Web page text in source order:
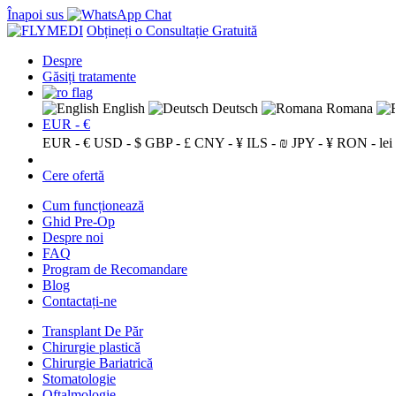
Înapoi sus
Obțineți o Consultație Gratuită
Despre
Găsiți tratamente
English Deutsch Romana
EUR - €
EUR - € USD - $ GBP - £ CNY - ¥ ILS - ₪ JPY - ¥ RON - lei
Cere ofertă
Cum funcționează
Ghid Pre-Op
Despre noi
FAQ
Program de Recomandare
Blog
Contactați-ne
Transplant De Păr
Chirurgie plastică
Chirurgie Bariatrică
Stomatologie